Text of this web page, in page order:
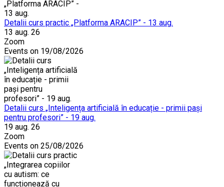
Detalii curs practic „Platforma ARACIP” - 13 aug.
13 aug. 26
Zoom
Events on 19/08/2026
Detalii curs „Inteligența artificială în educație - primii pași
pentru profesori” - 19 aug.
19 aug. 26
Zoom
Events on 25/08/2026